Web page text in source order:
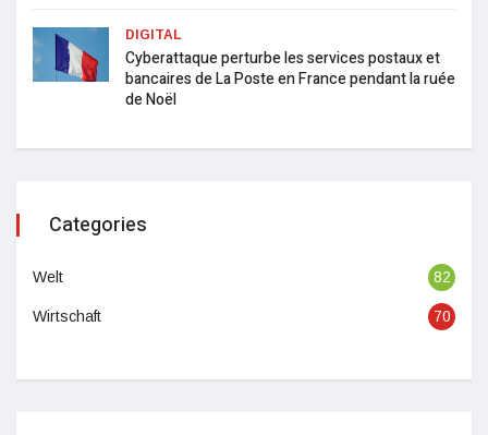
DIGITAL
Cyberattaque perturbe les services postaux et
bancaires de La Poste en France pendant la ruée
de Noël
Categories
Welt 82
Wirtschaft 70